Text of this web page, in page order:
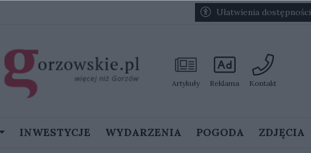
Ułatwienia dostępności
Artykuły Reklama Kontakt
INWESTYCJE WYDARZENIA POGODA ZDJĘCIA